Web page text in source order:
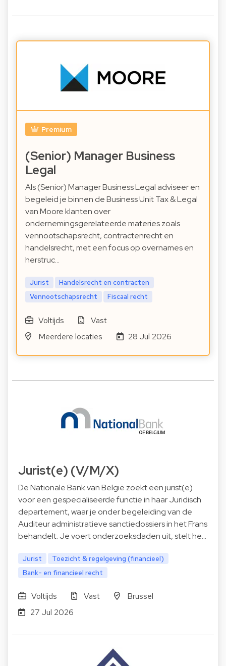
Premium
(Senior) Manager Business
Legal
Als (Senior) Manager Business Legal adviseer en
begeleid je binnen de Business Unit Tax & Legal
van Moore klanten over
ondernemingsgerelateerde materies zoals
vennootschapsrecht, contractenrecht en
handelsrecht, met een focus op overnames en
herstruc…
Jurist
Handelsrecht en contracten
Vennootschapsrecht
Fiscaal recht
Voltijds
Vast
Meerdere locaties
28 Jul 2026
Jurist(e) (V/M/X)
De Nationale Bank van België zoekt een jurist(e)
voor een gespecialiseerde functie in haar Juridisch
departement, waar je onder begeleiding van de
Auditeur administratieve sanctiedossiers in het Frans
behandelt. Je voert onderzoeksdaden uit, stelt he…
Jurist
Toezicht & regelgeving (financieel)
Bank- en financieel recht
Voltijds Vast
Brussel
27 Jul 2026